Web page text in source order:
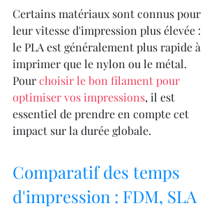
Certains matériaux sont connus pour
leur vitesse d'impression plus élevée :
le PLA est généralement plus rapide à
imprimer que le nylon ou le métal.
Pour choisir le bon filament pour
optimiser vos impressions, il est
essentiel de prendre en compte cet
impact sur la durée globale.
Comparatif des temps
d'impression : FDM, SLA